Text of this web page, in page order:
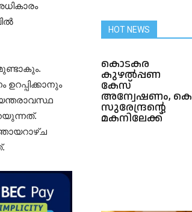
ഞായറാഴ്ച
HOT NEWS
കൊടകര
കുഴൽപ്പണ
കേസ്
അന്വേഷണം, കെ
സുരേന്ദ്രൻ്റെ
മകനിലേക്ക്